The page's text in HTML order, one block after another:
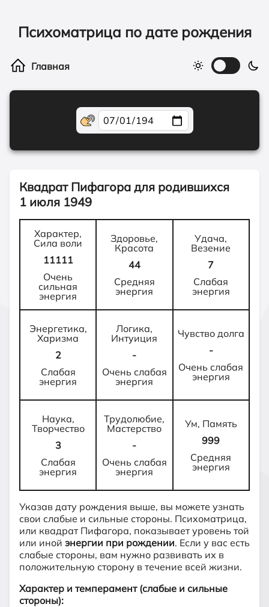
Психоматрица по дате рождения
Квадрат Пифагора для родившихся
1 июля 1949
Характер,
Сила воли
11111
Очень
сильная
энергия
Здоровье,
Красота
44
Средняя
энергия
Удача,
Везение
7
Слабая
энергия
Энергетика,
Харизма
2
Слабая
энергия
Логика,
Интуиция
-
Очень слабая
энергия
Чувство долга
-
Очень слабая
энергия
Наука,
Творчество
3
Слабая
энергия
Трудолюбие,
Мастерство
-
Очень слабая
энергия
Ум, Память
999
Средняя
энергия
Указав дату рождения выше, вы можете узнать
свои слабые и сильные стороны. Психоматрица,
или квадрат Пифагора, показывает уровень той
или иной энергии при рождении. Если у вас есть
слабые стороны, вам нужно развивать их в
положительную сторону в течение всей жизни.
Характер и темперамент (слабые и сильные
стороны):